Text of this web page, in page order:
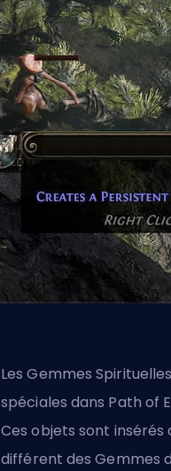
Les Gemmes
spéciales dans Path of
Ces objets sont
différent des Gemmes